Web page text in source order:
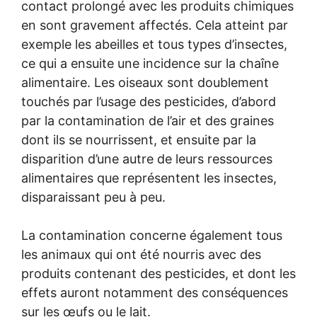
contact prolongé avec les produits chimiques
en sont gravement affectés. Cela atteint par
exemple les abeilles et tous types d’insectes,
ce qui a ensuite une incidence sur la chaîne
alimentaire. Les oiseaux sont doublement
touchés par l’usage des pesticides, d’abord
par la contamination de l’air et des graines
dont ils se nourrissent, et ensuite par la
disparition d’une autre de leurs ressources
alimentaires que représentent les insectes,
disparaissant peu à peu.
La contamination concerne également tous
les animaux qui ont été nourris avec des
produits contenant des pesticides, et dont les
effets auront notamment des conséquences
sur les œufs ou le lait.